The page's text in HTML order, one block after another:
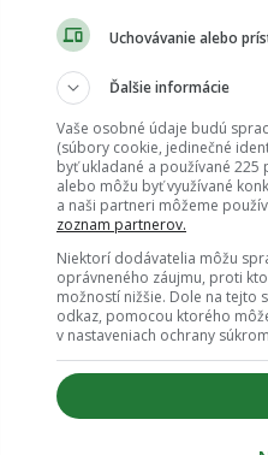
Uchovávanie alebo
Ďalšie informácie
Vaše osobné údaje budú
(súbory cookie, jedinečné
byť ukladané a používané
alebo môžu byť využívané
a naši partneri môžeme
zoznam partnerov.
Niektorí dodávatelia môžu
oprávneného záujmu, proti
možností nižšie. Dole na tejto
odkaz, pomocou ktorého
v nastaveniach ochrany